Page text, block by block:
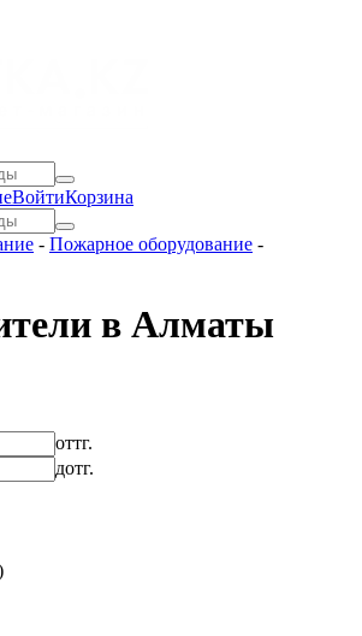
ВойтиКорзина
- Пожарное оборудование -
в Алматы
оттг.
дотг.